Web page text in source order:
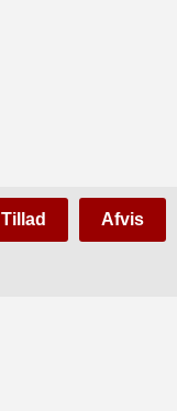
Tillad Afvis